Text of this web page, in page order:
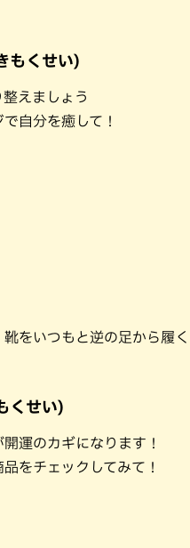
もくせい)
えましょう
自分を癒して！
をいつもと逆の足から履く
くせい)
運のカギになります！
をチェックしてみて！